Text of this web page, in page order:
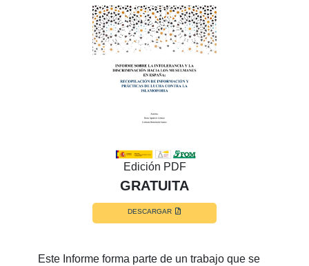
Edición PDF
GRATUITA
DESCARGAR
Este Informe forma parte de un trabajo que se